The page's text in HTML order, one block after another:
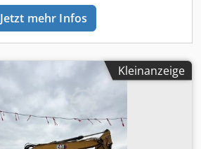
Jetzt mehr Infos
Kleinanzeige